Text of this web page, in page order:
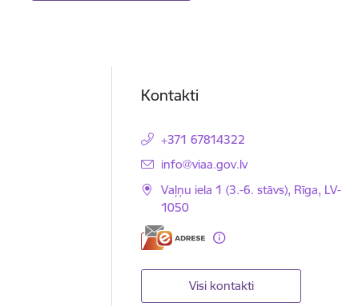
Kontakti
+371 67814322
E-pasts:
info@viaa.gov.lv
Vaļņu iela 1 (3.-6. stāvs), Rīga, LV-
1050
Visi kontakti